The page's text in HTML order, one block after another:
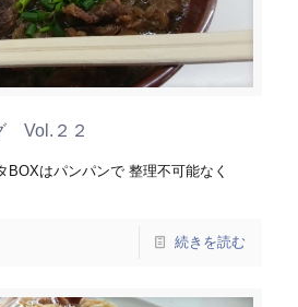
Vol.２２
BOXはパンパンで 整理不可能なく
続きを読む